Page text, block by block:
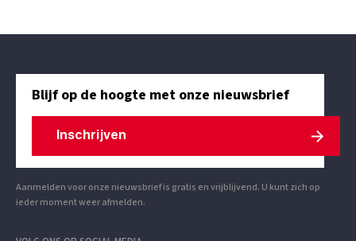
Blijf op de hoogte met onze nieuwsbrief
Inschrijven
Aanmelden voor onze nieuwsbrief is gratis en vrijblijvend. U kunt zich op
ieder moment weer afmelden.